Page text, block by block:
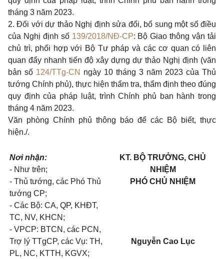
tháng 3 năm 2023.
2. Đối với dự thảo Nghị định sửa đổi, bổ sung một số điều
của Nghị định số 139/2018/NĐ-CP: Bộ Giao thông vận tải
chủ trì, phối hợp với Bộ Tư pháp và các cơ quan có liên
quan đẩy nhanh tiến độ xây dựng dự thảo Nghị định (văn
bản số 124/TTg-CN ngày 10 tháng 3 năm 2023 của Thủ
tướng Chính phủ), thực hiện thẩm tra, thẩm định theo đúng
quy định của pháp luật, trình Chính phủ ban hành trong
tháng 4 năm 2023.
Văn phòng Chính phủ thông báo để các Bộ biết, thực
hiện./.
Nơi nhận:
- Như trên;
- Thủ tướng, các Phó Thủ
tướng CP;
- Các Bộ: CA, QP, KHĐT,
TC, NV, KHCN;
- VPCP: BTCN, các PCN,
Trợ lý TTgCP, các Vụ: TH,
PL, NC, KTTH, KGVX;
KT. BỘ TRƯỞNG, CHỦ
NHIỆM
PHÓ CHỦ NHIỆM
Nguyễn Cao Lục